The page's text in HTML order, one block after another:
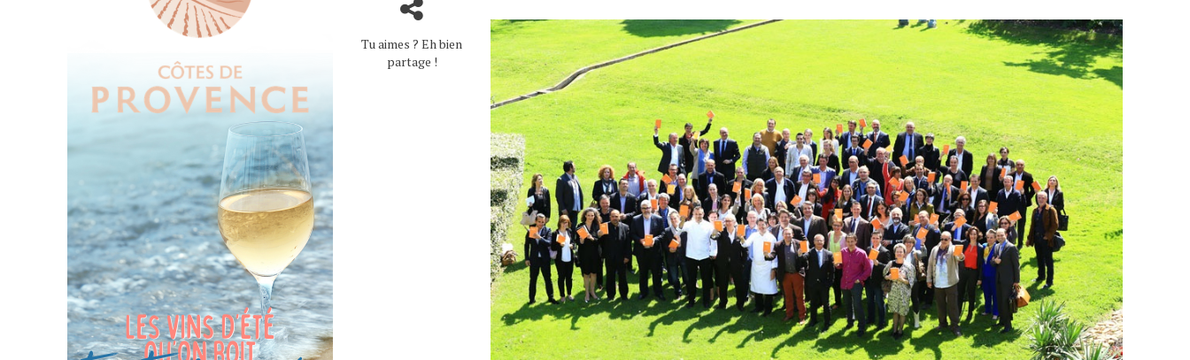
Tu aimes ? Eh bien
partage !